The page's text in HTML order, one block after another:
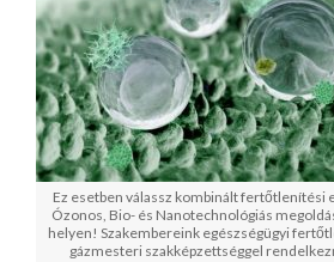
Ez esetben válassz kombinált fertőtlenítési
Ózonos, Bio- és Nanotechnológiás
helyen! Szakembereink egészségügyi
gázmesteri szakképzettséggel